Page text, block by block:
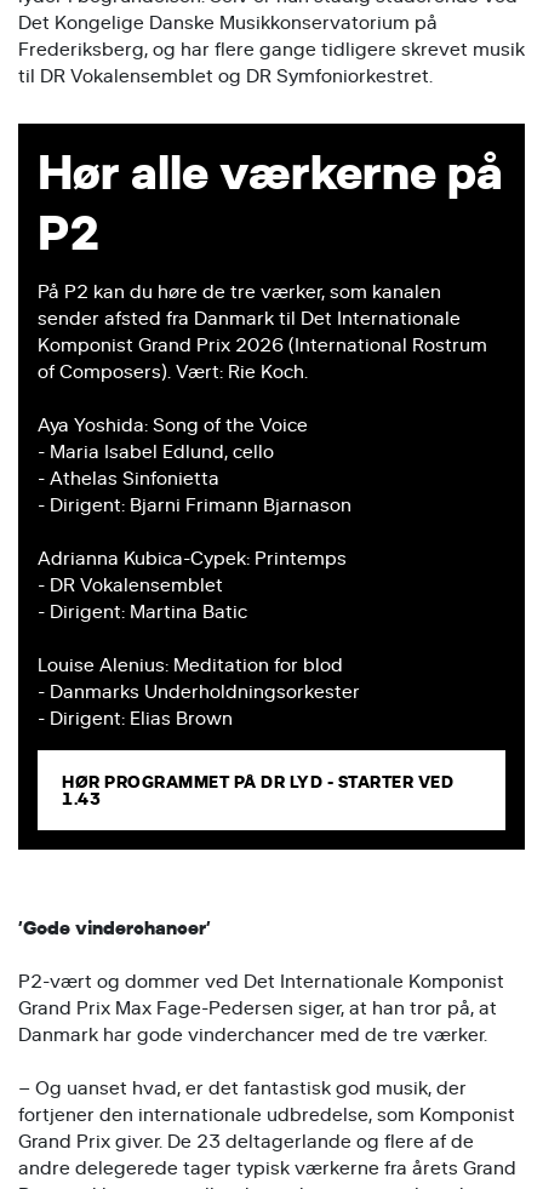
Det Kongelige Danske Musikkonservatorium på
Frederiksberg, og har flere gange tidligere skrevet musik
til DR Vokalensemblet og DR Symfoniorkestret.
Hør alle værkerne på
P2
På P2 kan du høre de tre værker, som kanalen
sender afsted fra Danmark til Det Internationale
Komponist Grand Prix 2026 (International Rostrum
of Composers). Vært: Rie Koch.
Aya Yoshida: Song of the Voice
- Maria Isabel Edlund, cello
- Athelas Sinfonietta
- Dirigent: Bjarni Frimann Bjarnason
Adrianna Kubica-Cypek: Printemps
- DR Vokalensemblet
- Dirigent: Martina Batic
Louise Alenius: Meditation for blod
- Danmarks Underholdningsorkester
- Dirigent: Elias Brown
HØR PROGRAMMET PÅ DR LYD - STARTER VED
1.43
’Gode vinderchancer’
P2-vært og dommer ved Det Internationale Komponist
Grand Prix Max Fage-Pedersen siger, at han tror på, at
Danmark har gode vinderchancer med de tre værker.
– Og uanset hvad, er det fantastisk god musik, der
fortjener den internationale udbredelse, som Komponist
Grand Prix giver. De 23 deltagerlande og flere af de
andre delegerede tager typisk værkerne fra årets Grand